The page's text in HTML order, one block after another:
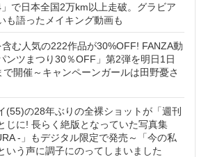
」で日本全国2万km以上走破。グラビア
も語ったメイキング動画も
む人気の222作品が30%OFF! FANZA動
ンツまつり30％OFF」第2弾を明日1日
開催～キャンペーンガールは田野憂さ
(55)の28年ぶりの全裸ショットが「週刊
じに! 長らく絶版となっていた写真集
-」もデジタル限定で発売～「今の私
いう声に調子にのってしまいました